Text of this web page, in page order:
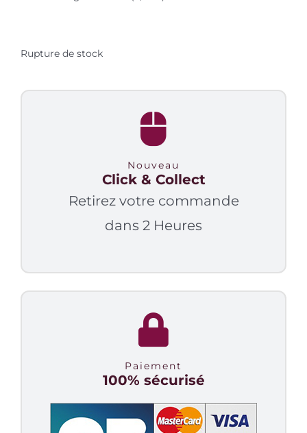
Rupture de stock
Nouveau
Click & Collect
Retirez votre commande
dans 2 Heures
Paiement
100% sécurisé